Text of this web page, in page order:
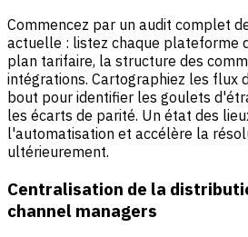
Commencez par un audit complet
actuelle : listez chaque plateforme
plan tarifaire, la structure des
intégrations. Cartographiez les flux
bout pour identifier les goulets
les écarts de parité. Un état des
l'automatisation et accélère la
ultérieurement.
Centralisation de la
channel managers